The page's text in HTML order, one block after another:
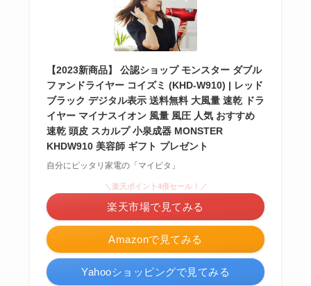
【2023新商品】 公認ショップ モンスター ダブル
ファンドライヤー コイズミ (KHD-W910) | レッド
ブラック デジタル表示 送料無料 大風量 速乾 ドラ
イヤー マイナスイオン 風量 風圧 人気 おすすめ
速乾 頭皮 スカルプ 小泉成器 MONSTER
KHDW910 美容師 ギフト プレゼント
自分にピッタリ家電の「マイピタ」
Amazonで見てみる
＼楽天ポイント4倍セール！／
楽天市場で見てみる
Yahooショッピングで見てみる